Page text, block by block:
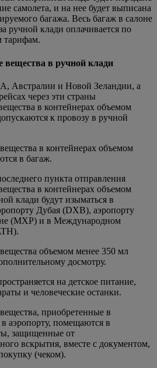
самолета, и на нее будет выписана
багажа. Весь багаж в салоне
ручной клади оплачивается по
тарифам.
в ручной клади
Австралии и Новой Зеландии, а
через эти страны
в контейнерах объемом
к провозу в ручной
в контейнерах объемом
в багаж.
пункта отправления
в контейнерах объемом
клади будут изыматься в
Дубая (DXB), аэропорту
(MXP) и в Международном
объемом менее 350 мл
досмотру.
на детское питание,
и человеческие останки.
приобретенные в
аэропорту, помещаются в
защищенные от
вскрытия, вместе с документом,
(чеком).